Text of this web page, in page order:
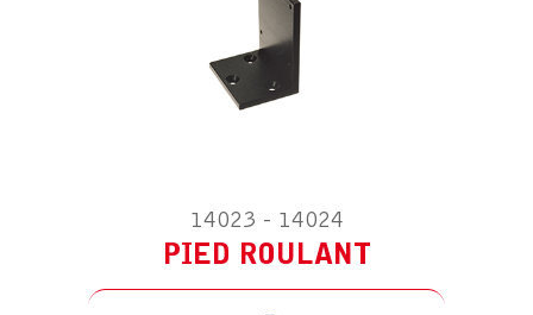
14023 - 14024
PIED ROULANT
SOCLE DE TABLE